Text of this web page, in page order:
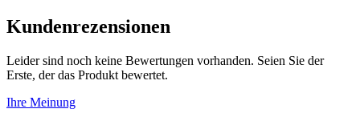
Kundenrezensionen
Leider sind noch keine Bewertungen vorhanden. Seien Sie der
Erste, der das Produkt bewertet.
Ihre Meinung